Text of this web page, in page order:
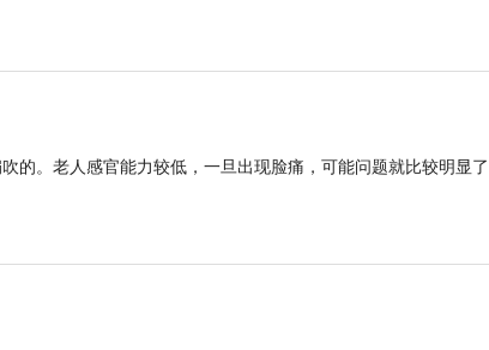
的。老人感官能力较低，一旦出现脸痛，可能问题就比较明显了